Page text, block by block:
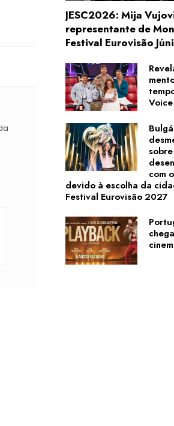
JESC2026: Mija
representante de
Festival Eurovisão
sobre
com
devido à escolha da
Festival Eurovisão 2027